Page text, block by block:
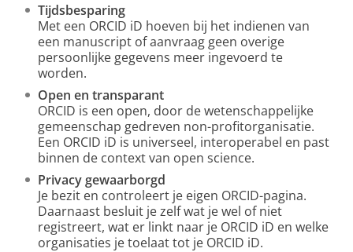
Tijdsbesparing
Met een ORCID iD hoeven bij het indienen van
een manuscript of aanvraag geen overige
persoonlijke gegevens meer ingevoerd te
worden.
Open en transparant
ORCID is een open, door de wetenschappelijke
gemeenschap gedreven non-profitorganisatie.
Een ORCID iD is universeel, interoperabel en past
binnen de context van open science.
Privacy gewaarborgd
Je bezit en controleert je eigen ORCID-pagina.
Daarnaast besluit je zelf wat je wel of niet
registreert, wat er linkt naar je ORCID iD en welke
organisaties je toelaat tot je ORCID iD.